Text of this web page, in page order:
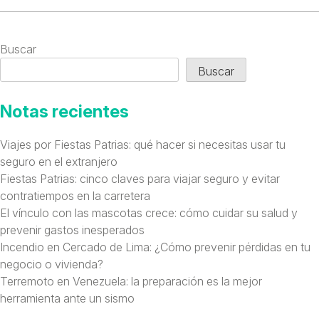
Buscar
Buscar
Notas recientes
Viajes por Fiestas Patrias: qué hacer si necesitas usar tu
seguro en el extranjero
Fiestas Patrias: cinco claves para viajar seguro y evitar
contratiempos en la carretera
El vínculo con las mascotas crece: cómo cuidar su salud y
prevenir gastos inesperados
Incendio en Cercado de Lima: ¿Cómo prevenir pérdidas en tu
negocio o vivienda?
Terremoto en Venezuela: la preparación es la mejor
herramienta ante un sismo